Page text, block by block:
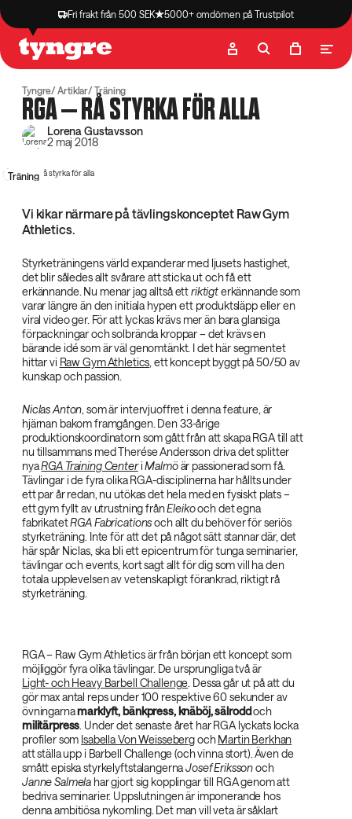
Fri frakt från 500 SEK 5000+ omdömen på Trustpilot
Butik Recept
Tyngre Artiklar Träning
RGA – RÅ STYRKA FÖR ALLA
Lorena Gustavsson
2 maj 2018
Träning
Vi kikar närmare på tävlingskonceptet Raw Gym
Athletics.
Styrketräningens värld expanderar med ljusets hastighet,
det blir således allt svårare att sticka ut och få ett
erkännande. Nu menar jag alltså ettriktigterkännande som
varar längre än den initiala hypen ett produktsläpp eller en
viral video ger. För att lyckas krävs mer än bara glansiga
förpackningar och solbrända kroppar – det krävs en
bärande idé som är väl genomtänkt. I det här segmentet
hittar vi Raw Gym Athletics , ett koncept byggt på 50/50 av
kunskap och passion.
Niclas Anton , som är intervjuoffret i denna feature, är
hjärnan bakom framgången. Den 33-årige
produktionskoordinatorn som gått från att skapa RGA till att
nu tillsammans med Therése Andersson driva det splitter
nyaRGA Training CenteriMalmöär passionerad som få.
Tävlingar i de fyra olika RGA-disciplinerna har hållts under
ett par år redan, nu utökas det hela med en fysiskt plats –
ett gym fyllt av utrustning frånEleikooch det egna
fabrikatetRGA Fabricationsoch allt du behöver för seriös
styrketräning. Inte för att det på något sätt stannar där, det
här spår Niclas, ska bli ett epicentrum för tunga seminarier,
tävlingar och events, kort sagt allt för dig som vill ha den
totala upplevelsen av vetenskapligt förankrad, riktigt rå
styrketräning.
RGA – Raw Gym Athletics är från början ett koncept som
möjliggör fyra olika tävlingar. De ursprungliga två är
Light- och Heavy Barbell Challenge . Dessa går ut på att du
gör max antal reps under 100 respektive 60 sekunder av
övningarnamarklyft, bänkpress, knäböj, sälroddoch
militärpress . Under det senaste året har RGA lyckats locka
profiler som Isabella Von WeissebergochMartin Berkhan
att ställa upp i Barbell Challenge (och vinna stort). Även de
smått episka styrkelyftstalangernaJosef Erikssonoch
Janne Salmela har gjort sig kopplingar till RGA genom att
bedriva seminarier. Uppslutningen är imponerande hos
denna ambitiösa nykomling. Det man vill veta är såklart